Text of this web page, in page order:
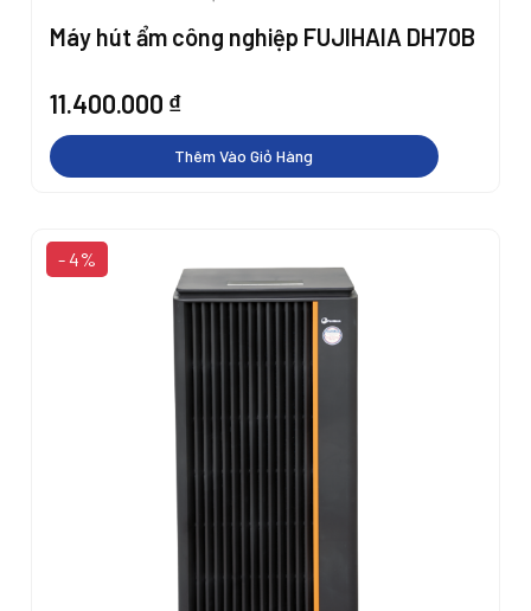
Máy hút ẩm công nghiệp FUJIHAIA DH70B
11.400.000 ₫
Thêm Vào Giỏ Hàng
- 4%